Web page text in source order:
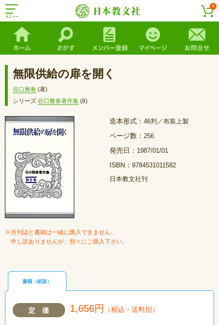
0
無限供給の扉を開く
谷口雅春 (著)
シリーズ 谷口雅春著作集 (8)
造本形式： 46判／布装上製
ページ数： 256
発売日： 1987/01/01
ISBN： 9784531011582
日本教文社刊
※月刊誌と書籍は一緒に購入できません。
申し訳ありませんが、別々にご購入下さい。
書籍（紙版）
定 価 1,656円 （税込・送料別）